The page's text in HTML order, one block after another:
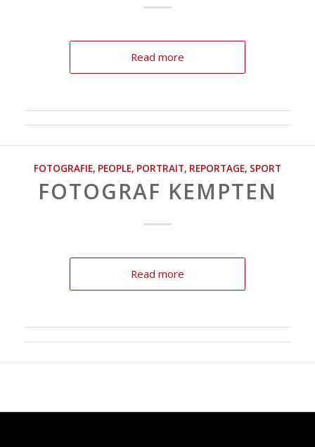
Read more
FOTOGRAFIE, PEOPLE, PORTRAIT, REPORTAGE, SPORT
FOTOGRAF KEMPTEN
Read more